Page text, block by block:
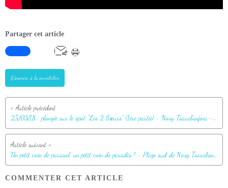
Partager cet article
S'inscrire à la newsletter
25/03/18 : plongée sur le spot "Les 2 Sœurs" (1ère partie) - Nosy Tsarabanjina - Archipel Mitsio - Madagascar
Un petit coin de parasol, un petit coin de paradis ! - Plage sud de Nosy Tsarabanjina - Mitsio - Madagascar
COMMENTER CET ARTICLE